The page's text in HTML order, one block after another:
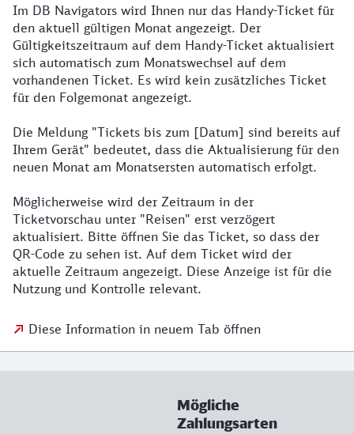
Im DB Navigators wird Ihnen nur das Handy-Ticket für
den aktuell gültigen Monat angezeigt. Der
Gültigkeitszeitraum auf dem Handy-Ticket aktualisiert
sich automatisch zum Monatswechsel auf dem
vorhandenen Ticket. Es wird kein zusätzliches Ticket
für den Folgemonat angezeigt.
Die Meldung "Tickets bis zum [Datum] sind bereits auf
Ihrem Gerät" bedeutet, dass die Aktualisierung für den
neuen Monat am Monatsersten automatisch erfolgt.
Möglicherweise wird der Zeitraum in der
Ticketvorschau unter "Reisen" erst verzögert
aktualisiert. Bitte öffnen Sie das Ticket, so dass der
QR-Code zu sehen ist. Auf dem Ticket wird der
aktuelle Zeitraum angezeigt. Diese Anzeige ist für die
Nutzung und Kontrolle relevant.
Diese Information in neuem Tab öffnen
Mögliche
Zahlungsarten